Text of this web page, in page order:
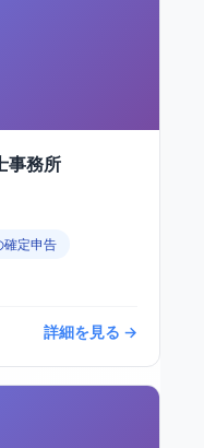
事務所
確定申告
詳細を見る →